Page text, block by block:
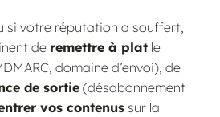
si votre réputation a souffert,
de remettre à plat le
domaine d’envoi), de
de sortie(désabonnement
vos contenus sur la